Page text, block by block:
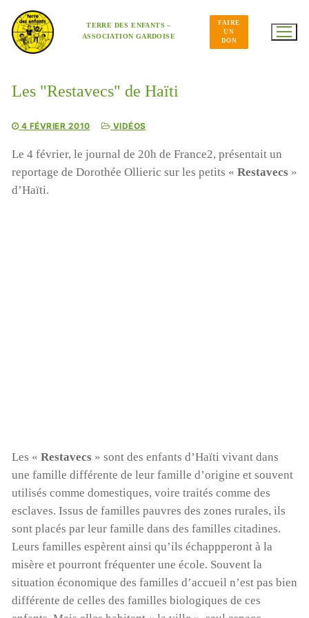
contenu
TERRE DES ENFANTS –
ASSOCIATION GARDOISE
FAIRE
UN
DON
Les "Restavecs" de Haïti
4 FÉVRIER 2010 VIDÉOS
Le 4 février, le journal de 20h de France2, présentait un
reportage de Dorothée Ollieric sur les petits « Restavecs»
d’Haïti.
Les « Restavecs» sont des enfants d’Haïti vivant dans
une famille différente de leur famille d’origine et souvent
utilisés comme domestiques, voire traités comme des
esclaves. Issus de familles pauvres des zones rurales, ils
sont placés par leur famille dans des familles citadines.
Leurs familles espèrent ainsi qu’ils échappperont à la
misère et pourront fréquenter une école. Souvent la
situation économique des familles d’accueil n’est pas bien
différente de celles des familles biologiques de ces